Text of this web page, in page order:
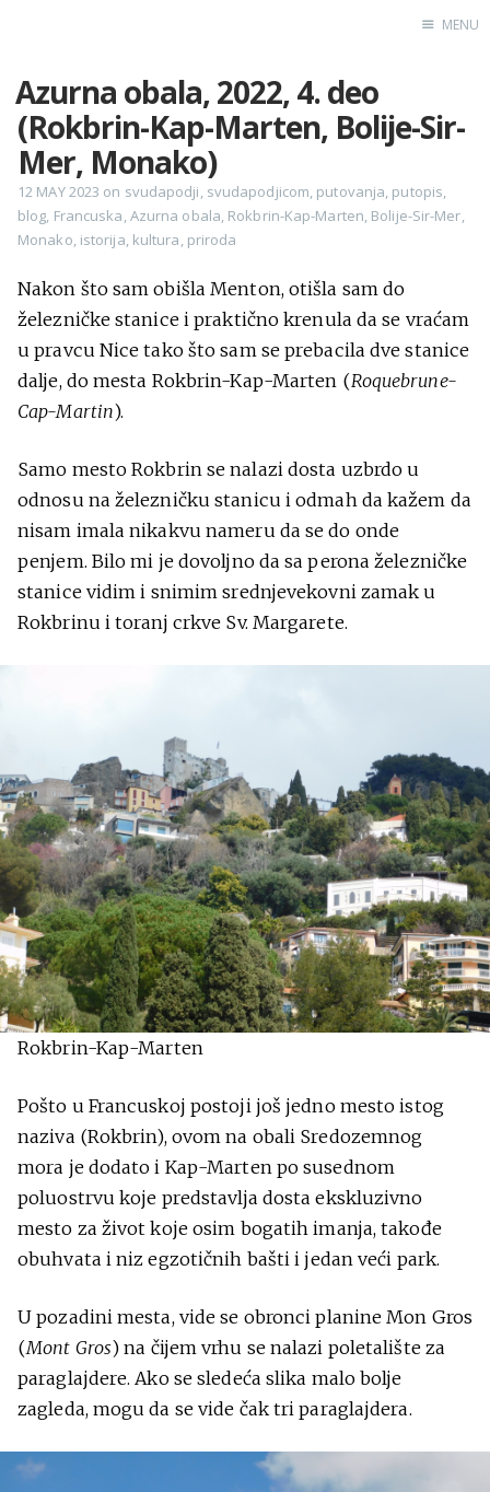
X
YouTube
MENU
Azurna obala, 2022, 4. deo
(Rokbrin-Kap-Marten, Bolije-Sir-
Mer, Monako)
12 MAY 2023 on svudapodji, svudapodjicom, putovanja, putopis,
blog, Francuska,Azurna obala, Rokbrin-Kap-Marten, Bolije-Sir-Mer,
Monako, istorija, kultura, priroda
Nakon što sam obišla Menton, otišla sam do
železničke stanice i praktično krenula da se vraćam
u pravcu Nice tako što sam se prebacila dve stanice
dalje, do mesta Rokbrin-Kap-Marten (Roquebrune-
Cap-Martin).
Samo mesto Rokbrin se nalazi dosta uzbrdo u
odnosu na železničku stanicu i odmah da kažem da
nisam imala nikakvu nameru da se do onde
penjem. Bilo mi je dovoljno da sa perona železničke
stanice vidim i snimim srednjevekovni zamak u
Rokbrinu i toranj crkve Sv. Margarete.
Rokbrin-Kap-Marten
Pošto u Francuskoj postoji još jedno mesto istog
naziva (Rokbrin), ovom na obali Sredozemnog
mora je dodato i Kap-Marten po susednom
poluostrvu koje predstavlja dosta ekskluzivno
mesto za život koje osim bogatih imanja, takođe
obuhvata i niz egzotičnih bašti i jedan veći park.
U pozadini mesta, vide se obronci planine Mon Gros
(Mont Gros) na čijem vrhu se nalazi poletalište za
paraglajdere. Ako se sledeća slika malo bolje
zagleda, mogu da se vide čak tri paraglajdera.